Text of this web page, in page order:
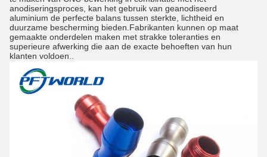
anodiseringsproces, kan het gebruik van geanodiseerd
aluminium de perfecte balans tussen sterkte, lichtheid en
duurzame bescherming bieden.Fabrikanten kunnen op maat
gemaakte onderdelen maken met strakke toleranties en
superieure afwerking die aan de exacte behoeften van hun
klanten voldoen..